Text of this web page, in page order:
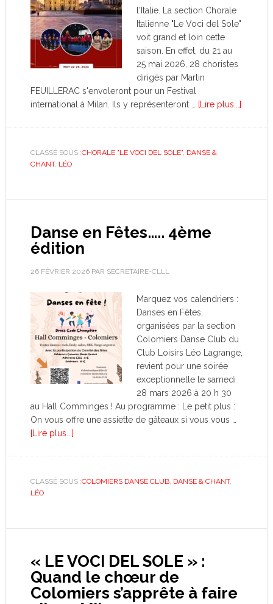
l'Italie. La section Chorale
Italienne "Le Voci del Sole"
voit grand et loin cette
saison. En effet, du 21 au
25 mai 2026, 28 choristes
dirigés par Martin
FEUILLERAC s'envoleront pour un Festival
international à Milan. Ils y représenteront …
[Lire plus...]
CLASSÉ SOUS :CHORALE "LE VOCI DEL SOLE", DANSE &
CHANT, LÉO
Danse en Fêtes….. 4ème
édition
26 FÉVRIER 2026PAR SECRETAIRE-CLLL
Marquez vos calendriers :
Danses en Fêtes,
organisées par la section
Colomiers Danse Club du
Club Loisirs Léo Lagrange,
revient pour une soirée
exceptionnelle le samedi
28 mars 2026 à 20 h 30
au Hall Comminges ! Au programme : Le petit plus :
On vous offre une assiette de gâteaux si vous vous …
[Lire plus...]
CLASSÉ SOUS :COLOMIERS DANSE CLUB, DANSE & CHANT,
LÉO
« LE VOCI DEL SOLE » :
Quand le chœur de
Colomiers s’apprête à faire